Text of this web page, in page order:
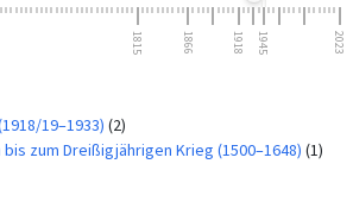
1815 1866 1918 1945 2023
19–1933) (2)
zum Dreißigjährigen Krieg (1500–1648) (1)